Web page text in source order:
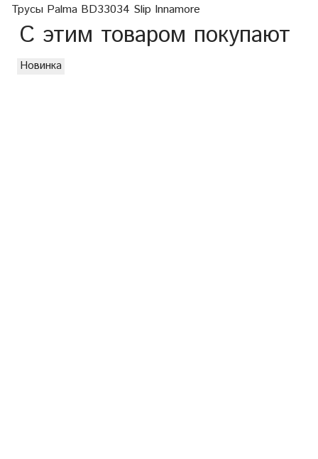
Трусы Palma BD33034 Slip Innamore
С этим товаром покупают
Новинка